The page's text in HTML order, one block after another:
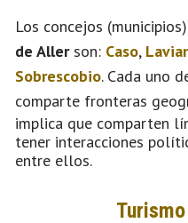
Los concejos
de Allerson: Caso,
Sobrescobio. Cada uno
comparte fronteras
implica que comparten
tener interacciones
entre ellos.